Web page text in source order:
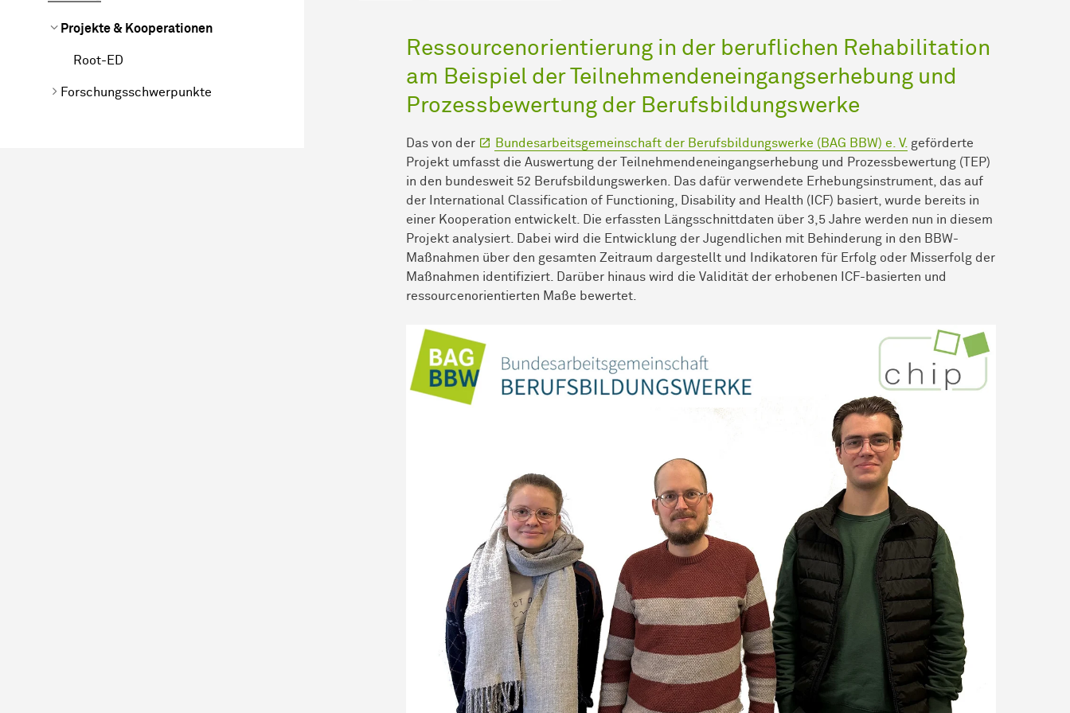
Projekte & Kooperationen
Root-ED
Forschungsschwerpunkte
Ressourcenorientierung in der beruflichen Rehabilitation
am Beispiel der Teilnehmendeneingangserhebung und
Prozessbewertung der Berufsbildungswerke
Das von der Bundesarbeitsgemeinschaft der Berufsbildungswerke (BAG BBW) e. V. geförderte
Projekt umfasst die Auswertung der Teilnehmendeneingangserhebung und Prozessbewertung (TEP)
in den bundesweit 52 Berufsbildungswerken. Das dafür verwendete Erhebungsinstrument, das auf
der International Classification of Functioning, Disability and Health (ICF) basiert, wurde bereits in
einer Kooperation entwickelt. Die erfassten Längsschnittdaten über 3,5 Jahre werden nun in diesem
Projekt analysiert. Dabei wird die Entwicklung der Jugendlichen mit Behinderung in den BBW-
Maßnahmen über den gesamten Zeitraum dargestellt und Indikatoren für Erfolg oder Misserfolg der
Maßnahmen identifiziert. Darüber hinaus wird die Validität der erhobenen ICF-basierten und
ressourcenorientierten Maße bewertet.